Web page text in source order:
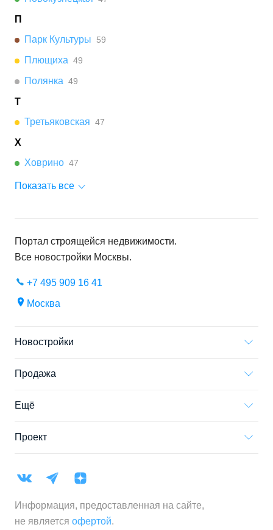
П
Парк Культуры
59
Плющиха 49
Полянка 49
Т
Третьяковская 47
Х
Ховрино 47
Показать все
Портал строящейся недвижимости.
Все новостройки Москвы.
+7 495 909 16 41
Москва
Новостройки
Продажа
Ещё
Проект
Информация, предоставленная на сайте,
не является офертой.